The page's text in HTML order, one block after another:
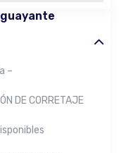
–
DE CORRETAJE